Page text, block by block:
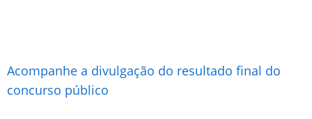
Acompanhe a divulgação do resultado final do
concurso público